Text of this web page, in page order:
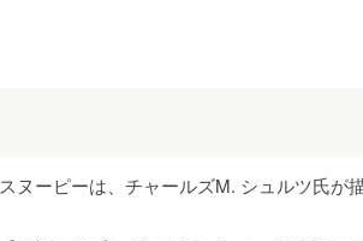
スヌーピーは、チャールズM. シュルツ氏が